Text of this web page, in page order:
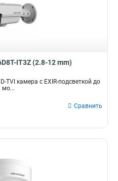
IT3Z (2.8-12 mm)
TVI камера с EXIR-подсветкой до
мо...
Сравнить